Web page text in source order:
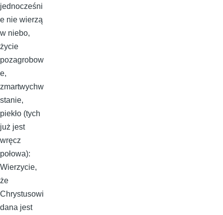
jednocześni
e nie wierzą
w niebo,
życie
pozagrobow
e,
zmartwychw
stanie,
piekło (tych
już jest
wręcz
połowa):
Wierzycie,
że
Chrystusowi
dana jest